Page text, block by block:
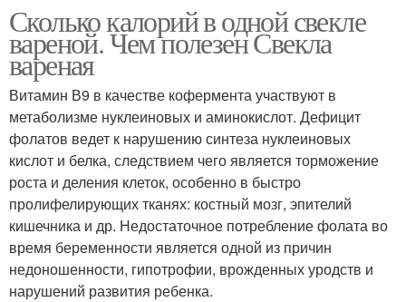
Сколько калорий в одной свекле
вареной. Чем полезен Свекла
вареная
Витамин В9 в качестве кофермента участвуют в
метаболизме нуклеиновых и аминокислот. Дефицит
фолатов ведет к нарушению синтеза нуклеиновых
кислот и белка, следствием чего является торможение
роста и деления клеток, особенно в быстро
пролифелирующих тканях: костный мозг, эпителий
кишечника и др. Недостаточное потребление фолата во
время беременности является одной из причин
недоношенности, гипотрофии, врожденных уродств и
нарушений развития ребенка.